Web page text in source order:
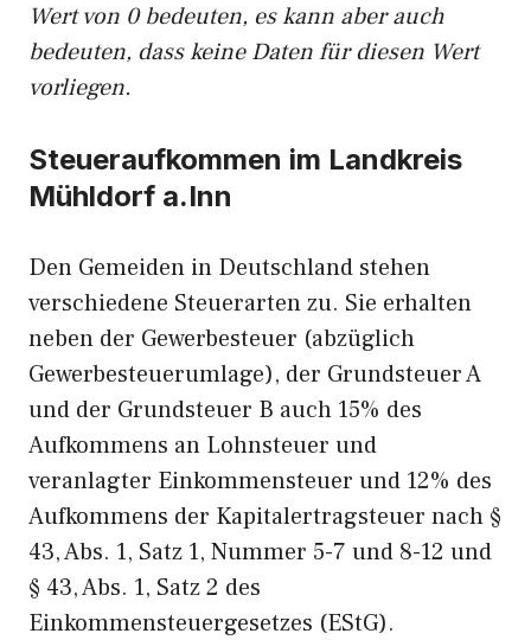
Wert von 0 bedeuten, es kann aber auch
bedeuten, dass keine Daten für diesen Wert
vorliegen.
Steueraufkommen im Landkreis
Mühldorf a.Inn
Den Gemeiden in Deutschland stehen
verschiedene Steuerarten zu. Sie erhalten
neben der Gewerbesteuer (abzüglich
Gewerbesteuerumlage), der Grundsteuer A
und der Grundsteuer B auch 15% des
Aufkommens an Lohnsteuer und
veranlagter Einkommensteuer und 12% des
Aufkommens der Kapitalertragsteuer nach §
43, Abs. 1, Satz 1, Nummer 5-7 und 8-12 und
§ 43, Abs. 1, Satz 2 des
Einkommensteuergesetzes (EStG).